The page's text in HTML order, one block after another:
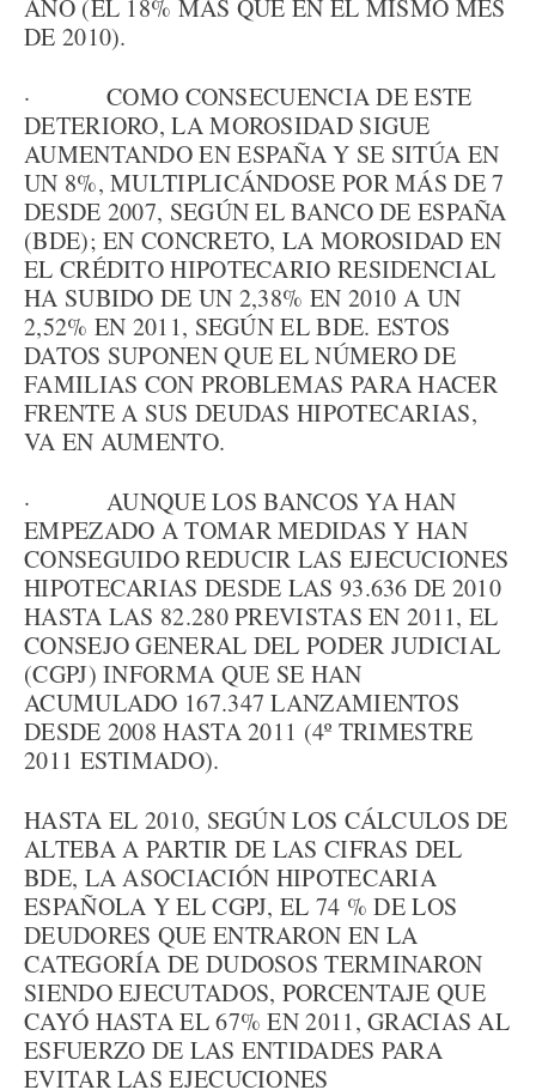
AÑO (EL 18% MÁS QUE EN EL MISMO MES
DE 2010).
· COMO CONSECUENCIA DE ESTE
DETERIORO, LA MOROSIDAD SIGUE
AUMENTANDO EN ESPAÑA Y SE SITÚA EN
UN 8%, MULTIPLICÁNDOSE POR MÁS DE 7
DESDE 2007, SEGÚN EL BANCO DE ESPAÑA
(BDE); EN CONCRETO, LA MOROSIDAD EN
EL CRÉDITO HIPOTECARIO RESIDENCIAL
HA SUBIDO DE UN 2,38% EN 2010 A UN
2,52% EN 2011, SEGÚN EL BDE. ESTOS
DATOS SUPONEN QUE EL NÚMERO DE
FAMILIAS CON PROBLEMAS PARA HACER
FRENTE A SUS DEUDAS HIPOTECARIAS,
VA EN AUMENTO.
· AUNQUE LOS BANCOS YA HAN
EMPEZADO A TOMAR MEDIDAS Y HAN
CONSEGUIDO REDUCIR LAS EJECUCIONES
HIPOTECARIAS DESDE LAS 93.636 DE 2010
HASTA LAS 82.280 PREVISTAS EN 2011, EL
CONSEJO GENERAL DEL PODER JUDICIAL
(CGPJ) INFORMA QUE SE HAN
ACUMULADO 167.347 LANZAMIENTOS
DESDE 2008 HASTA 2011 (4º TRIMESTRE
2011 ESTIMADO).
HASTA EL 2010, SEGÚN LOS CÁLCULOS DE
ALTEBA A PARTIR DE LAS CIFRAS DEL
BDE, LA ASOCIACIÓN HIPOTECARIA
ESPAÑOLA Y EL CGPJ, EL 74 % DE LOS
DEUDORES QUE ENTRARON EN LA
CATEGORÍA DE DUDOSOS TERMINARON
SIENDO EJECUTADOS, PORCENTAJE QUE
CAYÓ HASTA EL 67% EN 2011, GRACIAS AL
ESFUERZO DE LAS ENTIDADES PARA
EVITAR LAS EJECUCIONES